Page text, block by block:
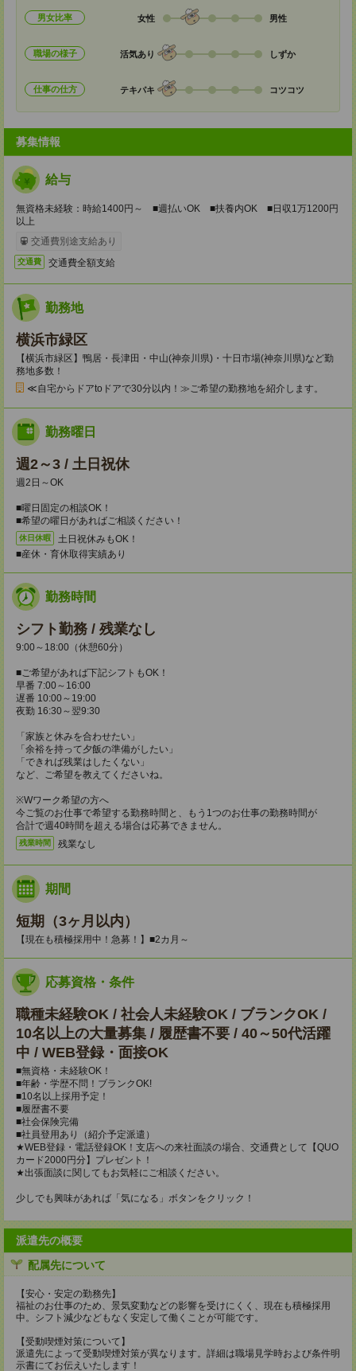
男女比率 女性 男性
職場の様子 活気あり しずか
仕事の仕方 テキパキ コツコツ
募集情報
給与
無資格未経験：時給1400円～ ■週払いOK ■扶養内OK ■日収1万1200円
以上
交通費別途支給あり
交通費 交通費全額支給
勤務地
横浜市緑区
【横浜市緑区】鴨居・長津田・中山(神奈川県)・十日市場(神奈川県)など勤
務地多数！
≪自宅からドアtoドアで30分以内！≫ご希望の勤務地を紹介します。
勤務曜日
週2～3 / 土日祝休
週2日～OK
■曜日固定の相談OK！
■希望の曜日があればご相談ください！
休日休暇
土日祝休みもOK！
■産休・育休取得実績あり
勤務時間
シフト勤務 / 残業なし
9:00～18:00（休憩60分）
■ご希望があれば下記シフトもOK！
早番 7:00～16:00
遅番 10:00～19:00
夜勤 16:30～翌9:30
「家族と休みを合わせたい」
「余裕を持って夕飯の準備がしたい」
「できれば残業はしたくない」
など、ご希望を教えてくださいね。
※Wワーク希望の方へ
今ご覧のお仕事で希望する勤務時間と、もう1つのお仕事の勤務時間が
合計で週40時間を超える場合は応募できません。
残業時間 残業なし
期間
短期（3ヶ月以内）
【現在も積極採用中！急募！】■2カ月～
応募資格・条件
職種未経験OK / 社会人未経験OK / ブランクOK /
10名以上の大量募集 / 履歴書不要 / 40～50代活躍
中 / WEB登録・面接OK
■無資格・未経験OK！
■年齢・学歴不問！ブランクOK!
■10名以上採用予定！
■履歴書不要
■社会保険完備
■社員登用あり（紹介予定派遣）
★WEB登録・電話登録OK！支店への来社面談の場合、交通費として【QUO
カード2000円分】プレゼント！
★出張面談に関してもお気軽にご相談ください。
少しでも興味があれば「気になる」ボタンをクリック！
派遣先の概要
配属先について
【安心・安定の勤務先】
福祉のお仕事のため、景気変動などの影響を受けにくく、現在も積極採用
中。シフト減少などもなく安定して働くことが可能です。
【受動喫煙対策について】
派遣先によって受動喫煙対策が異なります。詳細は職場見学時および条件明
示書にてお伝えいたします！